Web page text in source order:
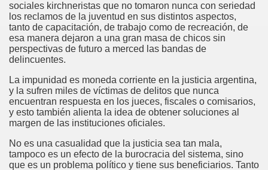
sociales kirchneristas que no tomaron nunca con seriedad
los reclamos de la juventud en sus distintos aspectos,
tanto de capacitación, de trabajo como de recreación, de
esa manera dejaron a una gran masa de chicos sin
perspectivas de futuro a merced las bandas de
delincuentes.
La impunidad es moneda corriente en la justicia argentina,
y la sufren miles de víctimas de delitos que nunca
encuentran respuesta en los jueces, fiscales o comisarios,
y esto también alienta la idea de obtener soluciones al
margen de las instituciones oficiales.
No es una casualidad que la justicia sea tan mala,
tampoco es un efecto de la burocracia del sistema, sino
que es un problema político y tiene sus beneficiarios. Tanto